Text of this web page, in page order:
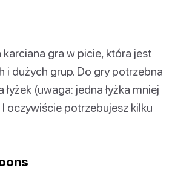
gra w picie, która jest
i dużych grup. Do gry potrzebna
łyżek (uwaga: jedna łyżka mniej
oczywiście potrzebujesz kilku